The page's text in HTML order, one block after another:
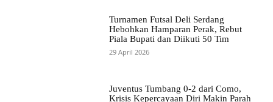
Turnamen Futsal Deli Serdang
Hebohkan Hamparan Perak, Rebut
Piala Bupati dan Diikuti 50 Tim
29 April 2026
Juventus Tumbang 0-2 dari Como,
Krisis Kepercayaan Diri Makin Parah